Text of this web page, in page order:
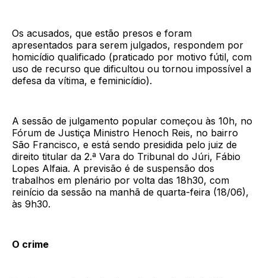
Os acusados, que estão presos e foram
apresentados para serem julgados, respondem por
homicídio qualificado (praticado por motivo fútil, com
uso de recurso que dificultou ou tornou impossível a
defesa da vítima, e feminicídio).
A sessão de julgamento popular começou às 10h, no
Fórum de Justiça Ministro Henoch Reis, no bairro
São Francisco, e está sendo presidida pelo juiz de
direito titular da 2.ª Vara do Tribunal do Júri, Fábio
Lopes Alfaia. A previsão é de suspensão dos
trabalhos em plenário por volta das 18h30, com
reinício da sessão na manhã de quarta-feira (18/06),
às 9h30.
O crime